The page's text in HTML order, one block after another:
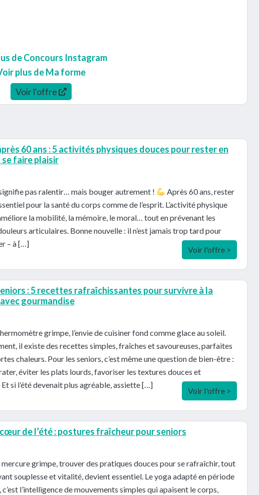
de Concours Instagram
plus de Ma forme
Voir l'offre
60 ans : 5 activités physiques douces pour rester en
faire plaisir
pas ralentir… mais bouger autrement !
Après 60 ans, rester
pour la santé du corps comme de l’esprit. L’activité physique
la mobilité, la mémoire, le moral… tout en prévenant les
articulaires. Bonne nouvelle : il n’est jamais trop tard pour
– à […]
Voir l'offre >
: 5 recettes rafraîchissantes pour survivre à la
gourmandise
grimpe, l’envie de cuisiner fond comme glace au soleil.
il existe des recettes simples, fraîches et savoureuses, parfaites
chaleurs. Pour les seniors, c’est même une question de bien-être :
éviter les plats lourds, favoriser les textures douces et
si l’été devenait plus agréable, assiette […]
Voir l'offre >
de l’été : postures fraîcheur pour seniors
mercure grimpe, trouver des pratiques douces pour se rafraîchir, tout
souplesse et vitalité, devient essentiel. Le yoga adapté en période
c’est l’intelligence de mouvements simples qui apaisent le corps,